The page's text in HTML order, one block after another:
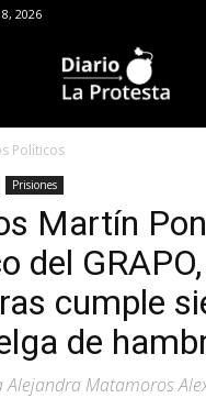
2026
Políticos
Prisiones
Martín
del
cumple
de
Alejandra Matamoros